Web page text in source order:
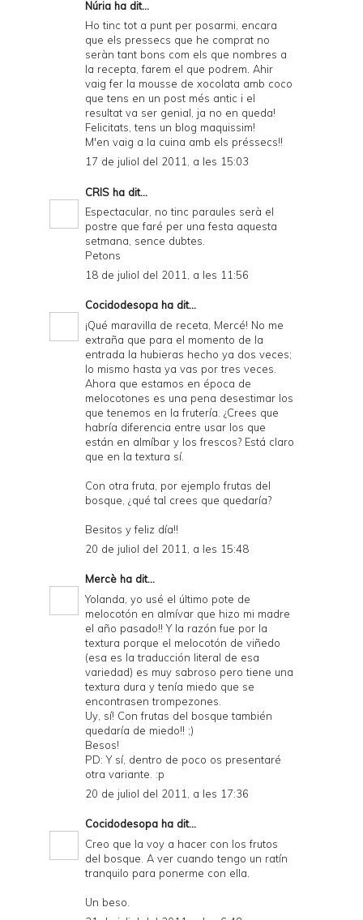
Núria ha dit...
Ho tinc tot a punt per posarmi, encara
que els pressecs que he comprat no
seràn tant bons com els que nombres a
la recepta, farem el que podrem. Ahir
vaig fer la mousse de xocolata amb coco
que tens en un post més antic i el
resultat va ser genial, ja no en queda!
Felicitats, tens un blog maquissim!
M'en vaig a la cuina amb els préssecs!!
17 de juliol del 2011, a les 15:03
CRIS ha dit...
Espectacular, no tinc paraules serà el
postre que faré per una festa aquesta
setmana, sence dubtes.
Petons
18 de juliol del 2011, a les 11:56
Cocidodesopa ha dit...
¡Qué maravilla de receta, Mercé! No me
extraña que para el momento de la
entrada la hubieras hecho ya dos veces;
lo mismo hasta ya vas por tres veces.
Ahora que estamos en época de
melocotones es una pena desestimar los
que tenemos en la frutería. ¿Crees que
habría diferencia entre usar los que
están en almíbar y los frescos? Está claro
que en la textura sí.
Con otra fruta, por ejemplo frutas del
bosque, ¿qué tal crees que quedaría?
Besitos y feliz día!!
20 de juliol del 2011, a les 15:48
Mercè ha dit...
Yolanda, yo usé el último pote de
melocotón en almívar que hizo mi madre
el año pasado!! Y la razón fue por la
textura porque el melocotón de viñedo
(esa es la traducción literal de esa
variedad) es muy sabroso pero tiene una
textura dura y tenía miedo que se
encontrasen trompezones.
Uy, sí! Con frutas del bosque también
quedaría de miedo!! ;)
Besos!
PD: Y sí, dentro de poco os presentaré
otra variante. :p
20 de juliol del 2011, a les 17:36
Cocidodesopa ha dit...
Creo que la voy a hacer con los frutos
del bosque. A ver cuando tengo un ratín
tranquilo para ponerme con ella.
Un beso.